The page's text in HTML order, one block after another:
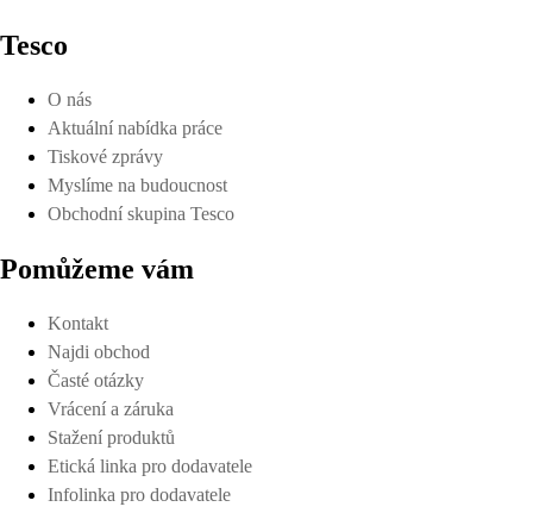
Tesco
O nás
Aktuální nabídka práce
Tiskové zprávy
Myslíme na budoucnost
Obchodní skupina Tesco
Pomůžeme vám
Kontakt
Najdi obchod
Časté otázky
Vrácení a záruka
Stažení produktů
Etická linka pro dodavatele
Infolinka pro dodavatele